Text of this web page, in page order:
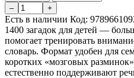
–
+
Есть в наличии Код:
1400 загадок для детей —
помогает тренировать
словарь. Формат удобен для
коротких «мозговых
естественно поддерживают